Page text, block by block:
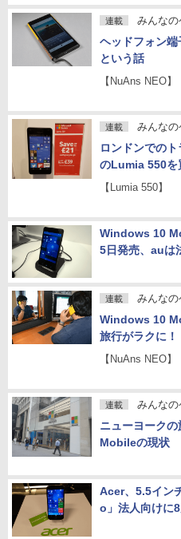
連載 みんなの
ヘッドフォン
という話
【NuAns NEO】
連載 みんなの
ロンドンでの
のLumia 550を
【Lumia 550】
Windows 10
5日発売、auは
連載 みんなの
Windows 10
旅行がラクに！
【NuAns NEO】
連載 みんなの
ニューヨーク
Mobileの現状
Acer、5.5イン
o」法人向けに